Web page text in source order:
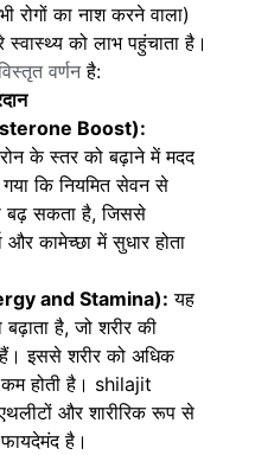
रोगों का नाश करने वाला)
को लाभ पहुंचाता है।
वर्णनहै:
Boost):
के स्तर को बढ़ाने में मदद
कि नियमित सेवन से
बढ़ सकता है, जिससे
और कामेच्छा में सुधार होता
and Stamina): यह
बढ़ाता है, जो शरीर की
हैं। इससे शरीर को अधिक
होती है। shilajit
और शारीरिक रूप से
है।